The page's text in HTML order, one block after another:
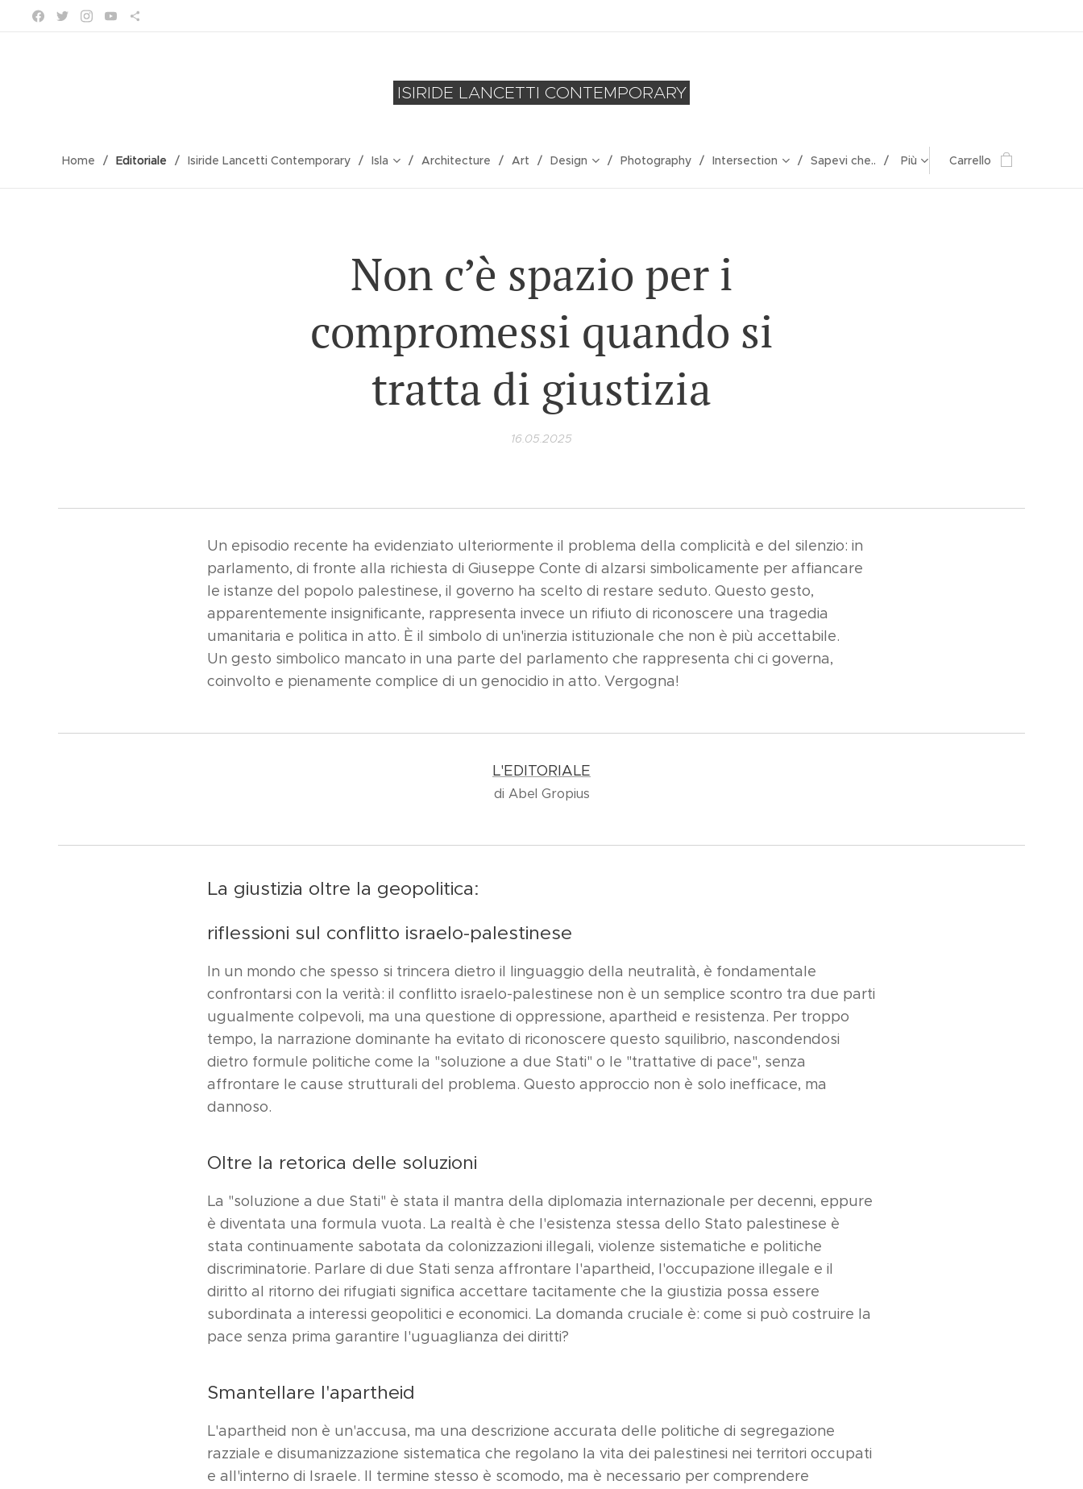
ISIRIDE LANCETTI CONTEMPORARY
Home Editoriale Isiride Lancetti Contemporary Isla Architecture Art Design Photography Intersection Sapevi che.. Più Carrello
Non c’è spazio per i
compromessi quando si
tratta di giustizia
16.05.2025
Un episodio recente ha evidenziato ulteriormente il problema della complicità e del silenzio: in
parlamento, di fronte alla richiesta di Giuseppe Conte di alzarsi simbolicamente per affiancare
le istanze del popolo palestinese, il governo ha scelto di restare seduto. Questo gesto,
apparentemente insignificante, rappresenta invece un rifiuto di riconoscere una tragedia
umanitaria e politica in atto. È il simbolo di un'inerzia istituzionale che non è più accettabile.
Un gesto simbolico mancato in una parte del parlamento che rappresenta chi ci governa,
coinvolto e pienamente complice di un genocidio in atto. Vergogna!
L'EDITORIALE
di Abel Gropius
La giustizia oltre la geopolitica:
riflessioni sul conflitto israelo-palestinese
In un mondo che spesso si trincera dietro il linguaggio della neutralità, è fondamentale
confrontarsi con la verità: il conflitto israelo-palestinese non è un semplice scontro tra due parti
ugualmente colpevoli, ma una questione di oppressione, apartheid e resistenza. Per troppo
tempo, la narrazione dominante ha evitato di riconoscere questo squilibrio, nascondendosi
dietro formule politiche come la "soluzione a due Stati" o le "trattative di pace", senza
affrontare le cause strutturali del problema. Questo approccio non è solo inefficace, ma
dannoso.
Oltre la retorica delle soluzioni
La "soluzione a due Stati" è stata il mantra della diplomazia internazionale per decenni, eppure
è diventata una formula vuota. La realtà è che l'esistenza stessa dello Stato palestinese è
stata continuamente sabotata da colonizzazioni illegali, violenze sistematiche e politiche
discriminatorie. Parlare di due Stati senza affrontare l'apartheid, l'occupazione illegale e il
diritto al ritorno dei rifugiati significa accettare tacitamente che la giustizia possa essere
subordinata a interessi geopolitici e economici. La domanda cruciale è: come si può costruire la
pace senza prima garantire l'uguaglianza dei diritti?
Smantellare l'apartheid
L'apartheid non è un'accusa, ma una descrizione accurata delle politiche di segregazione
razziale e disumanizzazione sistematica che regolano la vita dei palestinesi nei territori occupati
e all'interno di Israele. Il termine stesso è scomodo, ma è necessario per comprendere